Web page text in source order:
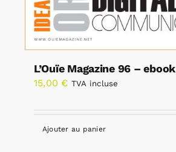
L’Ouïe Magazine 96 – ebook
15,00 € TVA incluse
Ajouter au panier